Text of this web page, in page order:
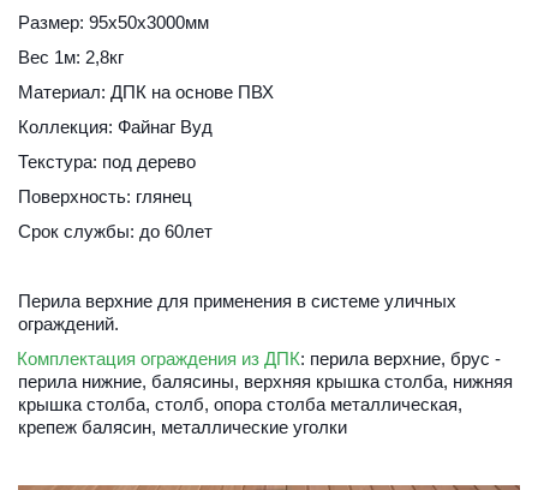
Размер: 95х50х3000мм
Вес 1м: 2,8кг
Материал: ДПК на основе ПВХ
Коллекция: Файнаг Вуд
Текстура: под дерево
Поверхность: глянец
Срок службы: до 60лет
Перила верхние для применения в системе уличных
ограждений.
Комплектация ограждения из ДПК: перила верхние, брус -
перила нижние, балясины, верхняя крышка столба, нижняя
крышка столба, столб, опора столба металлическая,
крепеж балясин, металлические уголки